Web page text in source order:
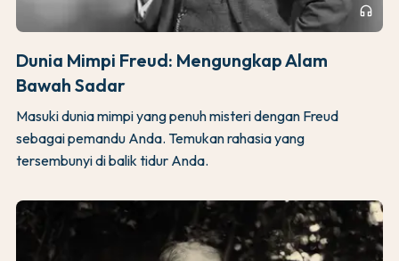
headphones
Dunia Mimpi Freud: Mengungkap Alam
Bawah Sadar
Masuki dunia mimpi yang penuh misteri dengan Freud
sebagai pemandu Anda. Temukan rahasia yang
tersembunyi di balik tidur Anda.